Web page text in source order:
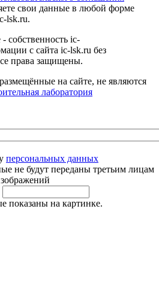
свои данные в любой форме
lsk.ru.
собственность ic-
с сайта ic-lsk.ru без
права защищены.
на сайте, не являются
лаборатория
персональных данных
не будут переданы третьим лицам
показаны на картинке.